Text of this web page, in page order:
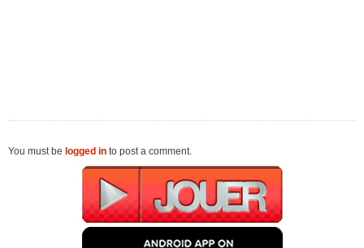
You must be logged in to post a comment.